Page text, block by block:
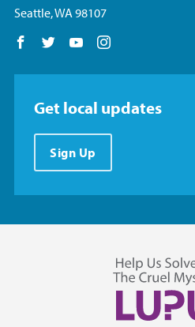
Seattle, WA 98107
Follow us on Facebook
Follow us on Twitter
Follow us on YouTube
Get local updates
Sign Up